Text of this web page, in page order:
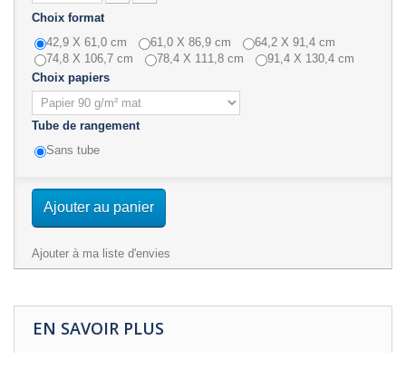
Choix format
42,9 X 61,0 cm
61,0 X 86,9 cm
64,2 X 91,4 cm
74,8 X 106,7 cm
78,4 X 111,8 cm
91,4 X 130,4 cm
Choix papiers
Tube de rangement
Sans tube
Ajouter au panier
Ajouter à ma liste d'envies
EN SAVOIR PLUS